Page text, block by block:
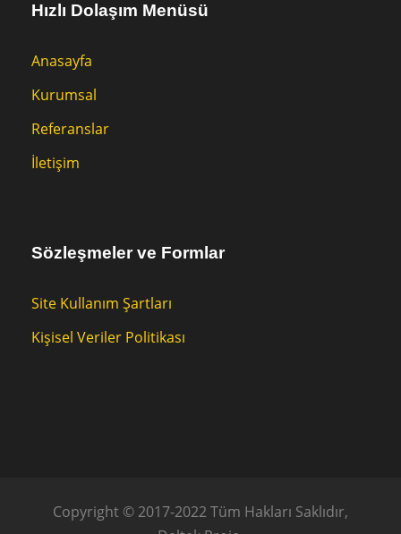
Hızlı Dolaşım Menüsü
Anasayfa
Kurumsal
Referanslar
İletişim
Sözleşmeler ve Formlar
Site Kullanım Şartları
Kişisel Veriler Politikası
Copyright © 2017-2022 Tüm Hakları Saklıdır,